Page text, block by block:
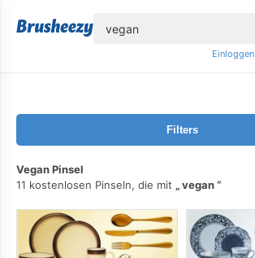
Einloggen
Filters
Vegan Pinsel
11 kostenlosen Pinseln, die mit
vegan